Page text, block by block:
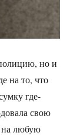
но и
на то, что
где-
свою
на любую